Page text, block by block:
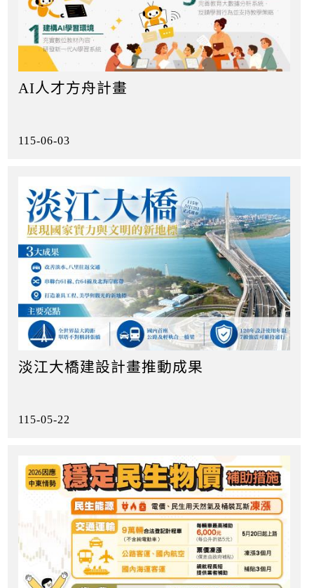
AI人才方舟計畫
115-06-03
淡江大橋建設計畫推動成果
115-05-22